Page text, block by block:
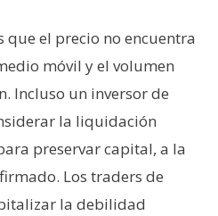
que el precio no encuentra
móvil y el volumen
Incluso un inversor de
la liquidación
preservar capital, a la
Los traders de
la debilidad